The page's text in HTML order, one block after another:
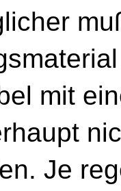
mit
Je